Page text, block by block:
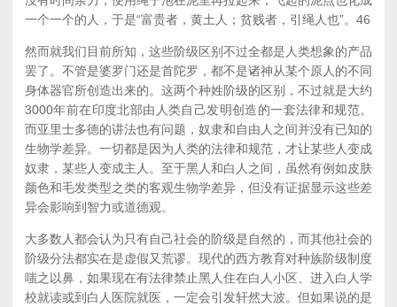
一个一个的人，于是“富贵者，黄土人；贫贱者，引绳人也”。 46
然而就我们目前所知，这些阶级区别不过全都是人类想象的产品
罢了。不管是婆罗门还是首陀罗，都不是诸神从某个原人的不同
身体器官所创造出来的。这两个种姓阶级的区别，不过就是大约
3000年前在印度北部由人类自己发明创造的一套法律和规范。
而亚里士多德的讲法也有问题，奴隶和自由人之间并没有已知的
生物学差异。一切都是因为人类的法律和规范，才让某些人变成
奴隶，某些人变成主人。至于黑人和白人之间，虽然有例如皮肤
颜色和毛发类型之类的客观生物学差异，但没有证据显示这些差
异会影响到智力或道德观。
大多数人都会认为只有自己社会的阶级是自然的，而其他社会的
阶级分法都实在是虚假又荒谬。现代的西方教育对种族阶级制度
嗤之以鼻，如果现在有法律禁止黑人住在白人小区、进入白人学
校就读或到白人医院就医，一定会引发轩然大波。但如果说的是